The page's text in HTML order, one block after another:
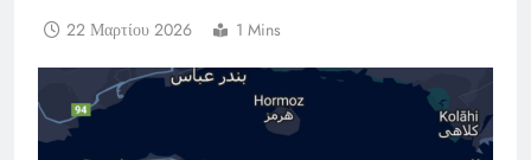
22 Μαρτίου 2026 1 Mins